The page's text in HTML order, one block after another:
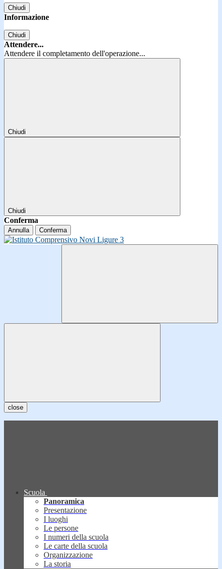
Chiudi
Informazione
Chiudi
Attendere...
Attendere il completamento dell'operazione...
Chiudi
Chiudi
Conferma
Annulla Conferma
close
Scuola
Panoramica
Presentazione
I luoghi
Le persone
I numeri della scuola
Le carte della scuola
Organizzazione
La storia